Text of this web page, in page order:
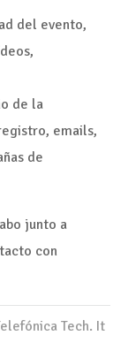
del evento,
de la
emails,
de
junto a
con
Tech. It